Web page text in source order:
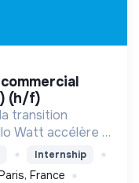
(h/f)
transition
Watt accélère la
plus simple,
Internship
France